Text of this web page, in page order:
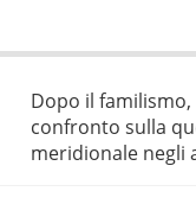
Dopo il familismo,
confronto sulla
meridionale negli